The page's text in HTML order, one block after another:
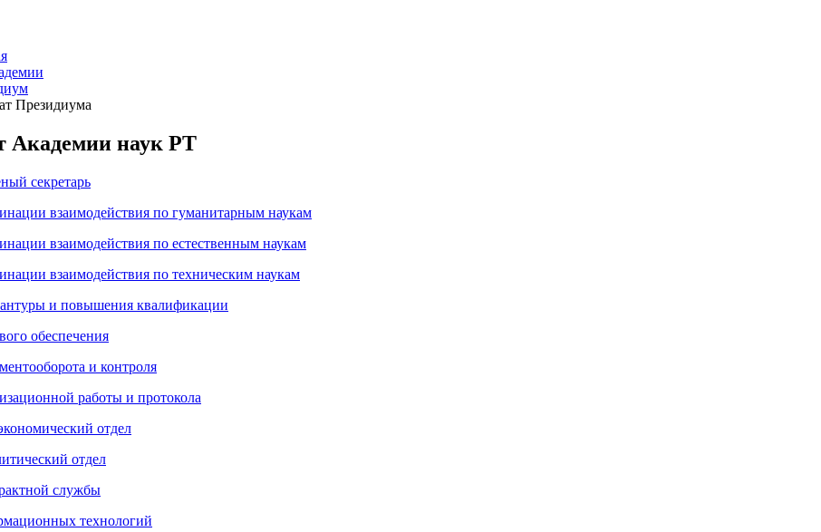
Президиума
Академии наук РТ
секретарь
взаимодействия по гуманитарным наукам
взаимодействия по естественным наукам
взаимодействия по техническим наукам
и повышения квалификации
обеспечения
и контроля
работы и протокола
отдел
отдел
службы
технологий